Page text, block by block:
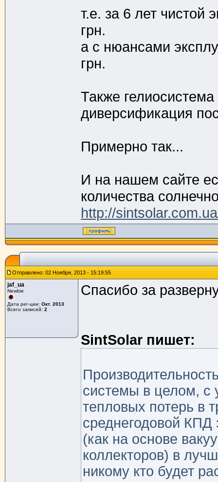
т.е. за 6 лет чистой
грн.
а с нюансами
грн.
Также
диверсификация
Примерно так...
И на нашем сайте
количества
http://
Отправлено: 02 Ноября, 2013 - 15:19:55
jaf_ua
Newbie
Дата рег-ции: Окт. 2013
Всего записей: 2
Спасибо за
SintSolar пишет:
системы в целом, с
тепловых потерь в
среднегодовой
(как на основе
коллекторов) в
никому кто будет